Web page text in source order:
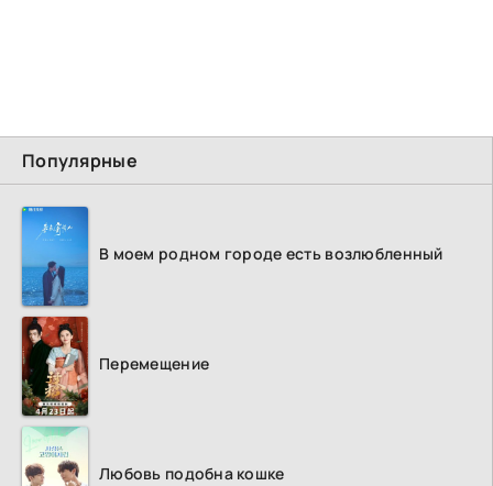
Популярные
В моем родном городе есть возлюбленный
Перемещение
Любовь подобна кошке